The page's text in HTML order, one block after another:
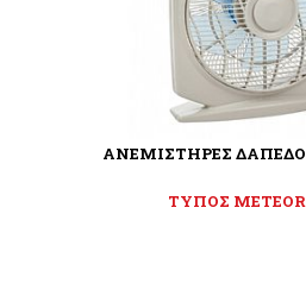
ΑΝΕΜΙΣΤΗΡΕΣ
ΤΥΠΟΣ